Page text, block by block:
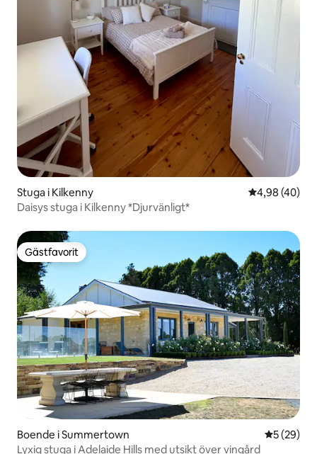
Stuga i Kilkenny 4,98 av 5 i
4,98 (40)
Daisys stuga i Kilkenny *Djurvänligt*
Gästfavorit
Gästfavorit
Boende i Summertown 5 av 5 i
5 (29)
Lyxig stuga i Adelaide Hills med utsikt över vingård